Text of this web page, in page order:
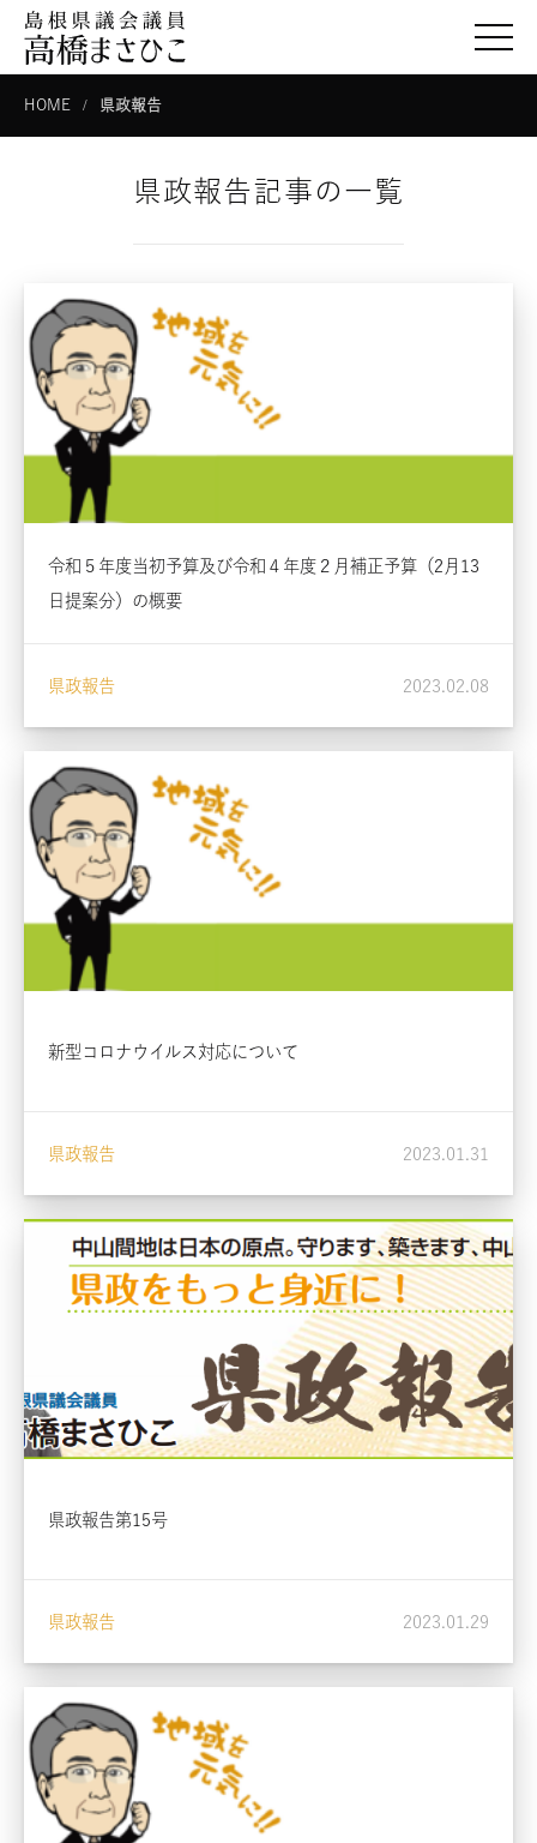
HOME 県政報告
県政報告記事の一覧
令和５年度当初予算及び令和４年度２月補正予算（2月13
日提案分）の概要
県政報告 2023.02.08
新型コロナウイルス対応について
県政報告 2023.01.31
県政報告第15号
県政報告 2023.01.29